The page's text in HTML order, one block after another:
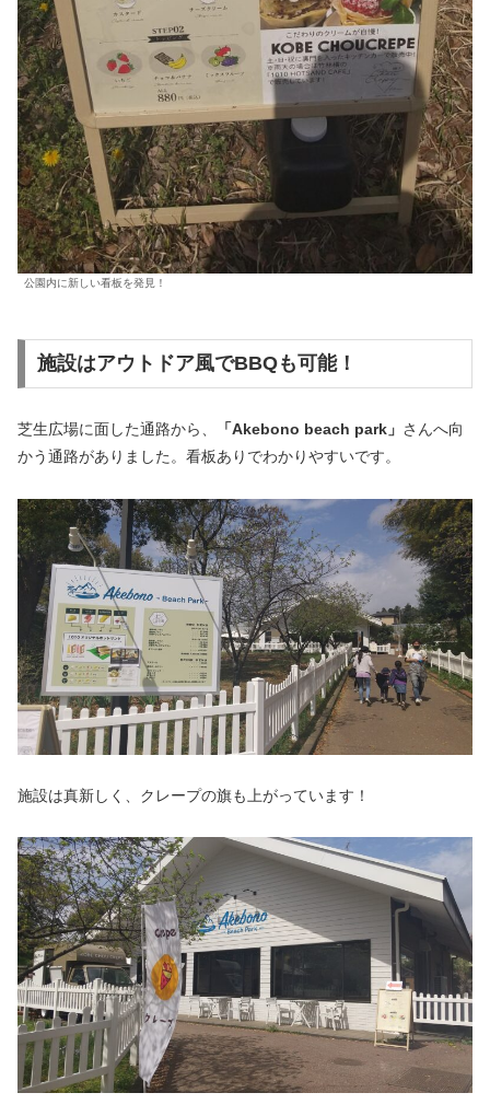
公園内に新しい看板を発見！
施設はアウトドア風でBBQも可能！
芝生広場に面した通路から、 「Akebono beach park」 さんへ向
かう通路がありました。看板ありでわかりやすいです。
施設は真新しく、クレープの旗も上がっています！